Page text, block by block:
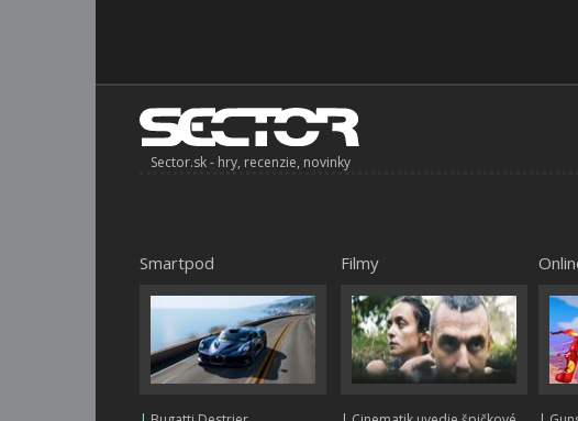
Sector.sk - hry, recenzie, novinky
Smartpod Filmy